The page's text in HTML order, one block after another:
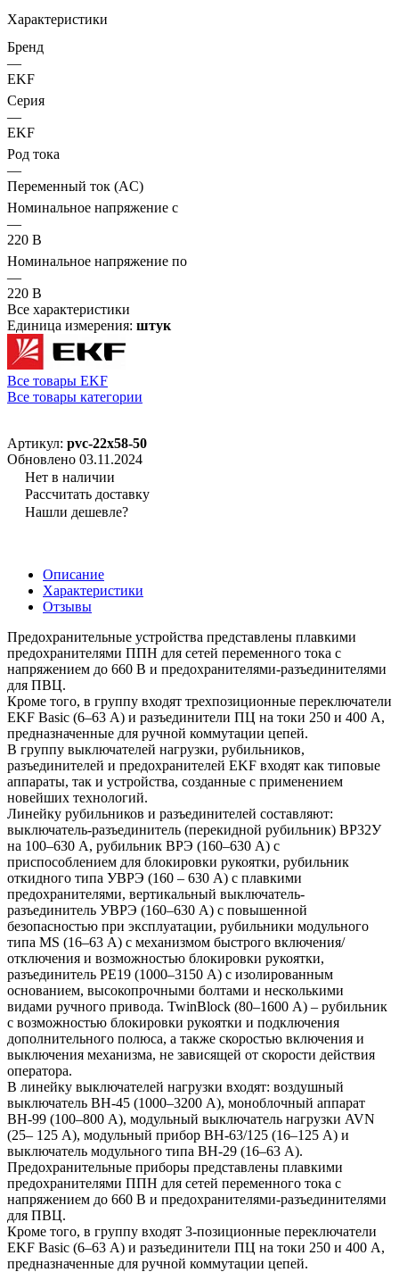
Характеристики
Бренд
—
EKF
Серия
—
EKF
Род тока
—
Переменный ток (AC)
Номинальное напряжение с
—
220 В
Номинальное напряжение по
—
220 В
Все характеристики
Единица измерения: штук
Все товары EKF
Все товары категории
Артикул: pvc-22x58-50
Обновлено 03.11.2024
Нет в наличии
Рассчитать доставку
Нашли дешевле?
Описание
Характеристики
Отзывы
Предохранительные устройства представлены плавкими
предохранителями ППН для сетей переменного тока с
напряжением до 660 В и предохранителями-разъединителями
для ПВЦ.
Кроме того, в группу входят трехпозиционные переключатели
EKF Basic (6–63 А) и разъединители ПЦ на токи 250 и 400 А,
предназначенные для ручной коммутации цепей.
В группу выключателей нагрузки, рубильников,
разъединителей и предохранителей EKF входят как типовые
аппараты, так и устройства, созданные с применением
новейших технологий.
Линейку рубильников и разъединителей составляют:
выключатель-разъединитель (перекидной рубильник) ВР32У
на 100–630 А, рубильник ВРЭ (160–630 А) с
приспособлением для блокировки рукоятки, рубильник
откидного типа УВРЭ (160 – 630 А) с плавкими
предохранителями, вертикальный выключатель-
разъединитель УВРЭ (160–630 А) с повышенной
безопасностью при эксплуатации, рубильники модульного
типа MS (16–63 А) с механизмом быстрого включения/
отключения и возможностью блокировки рукоятки,
разъединитель РЕ19 (1000–3150 А) с изолированным
основанием, высокопрочными болтами и несколькими
видами ручного привода. TwinBlock (80–1600 А) – рубильник
с возможностью блокировки рукоятки и подключения
дополнительного полюса, а также скоростью включения и
выключения механизма, не зависящей от скорости действия
оператора.
В линейку выключателей нагрузки входят: воздушный
выключатель ВН-45 (1000–3200 А), моноблочный аппарат
ВН-99 (100–800 А), модульный выключатель нагрузки AVN
(25– 125 А), модульный прибор ВН-63/125 (16–125 А) и
выключатель модульного типа ВН-29 (16–63 А).
Предохранительные приборы представлены плавкими
предохранителями ППН для сетей переменного тока с
напряжением до 660 В и предохранителями-разъединителями
для ПВЦ.
Кроме того, в группу входят 3-позиционные переключатели
EKF Basic (6–63 А) и разъединители ПЦ на токи 250 и 400 А,
предназначенные для ручной коммутации цепей.